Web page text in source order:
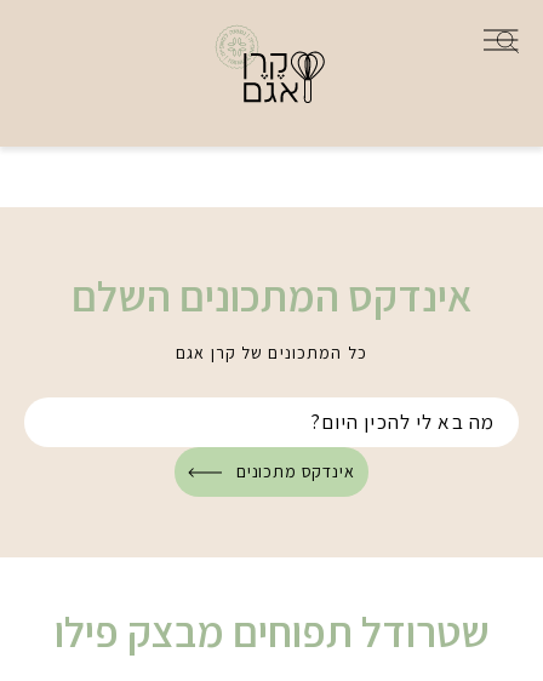
אינדקס המתכונים השלם
כל המתכונים של קרן אגם
אינדקס מתכונים
שטרודל תפוחים מבצק פילו